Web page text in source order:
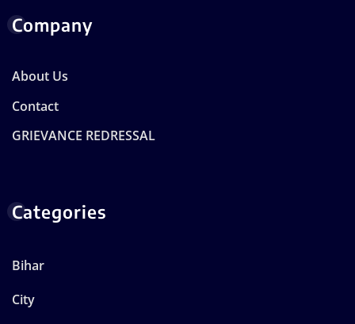
Company
About Us
Contact
GRIEVANCE REDRESSAL
Categories
Bihar
City